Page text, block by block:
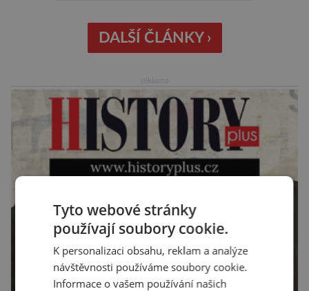
„lasice“ je odhodlána bránit svou kořist.
Nedosahují nijak impozantní velikosti, jde spíše
a […]
DALŠÍ ČLÁNKY ›
Tyto webové stránky
používají soubory cookie.
K personalizaci obsahu, reklam a analýze
návštěvnosti používáme soubory cookie.
Informace o vašem používání našich